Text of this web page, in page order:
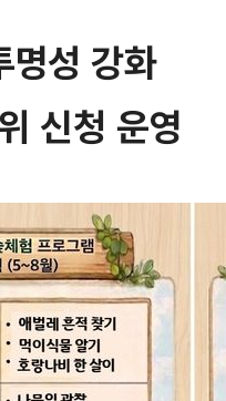
명성 강화
신청 운영